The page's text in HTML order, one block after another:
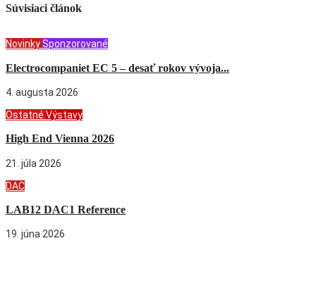
Súvisiaci článok
NovinkySponzorované
Electrocompaniet EC 5 – desať rokov vývoja...
4. augusta 2026
Ostatné Výstavy
High End Vienna 2026
21. júla 2026
DAC
LAB12 DAC1 Reference
19. júna 2026